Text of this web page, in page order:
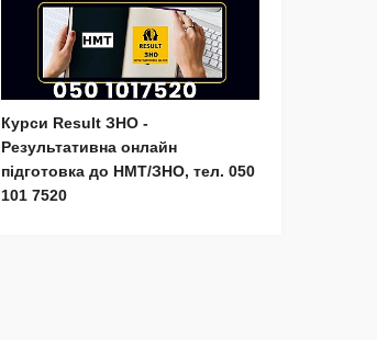
Курси Result ЗНО -
Результативна онлайн
підготовка до НМТ/ЗНО, тел. 050
101 7520